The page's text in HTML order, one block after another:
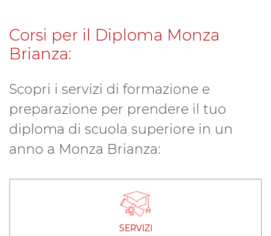
Corsi per il Diploma Monza
Brianza:
Scopri i servizi di formazione e
preparazione per prendere il tuo
diploma di scuola superiore in un
anno a Monza Brianza:
SERVIZI